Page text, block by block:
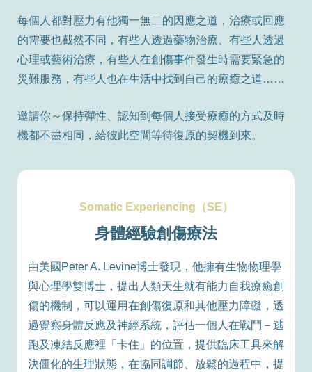
每個人都對壓力有他獨一無二的因應之道，治療或回應
的需要也截然不同，有些人透過藥物治療、有些人透過
心理或藝術治療，有些人在創傷事件發生時需要緊急的
災難服務，有些人也在生活中找到自己的療癒之道……
邀請你～保持彈性、認知到每個人接受療癒的方式及時
機都不盡相同，給彼此空間等待復原的契機到來。
Somatic Experiencing（SE）
身體經驗創傷療法
由美國Peter A. Levine博士發現，他擁有生物物理學
與心理學雙博士，提出人類天生就有能力自我療癒創
傷的機制，可以運用在創傷復原和其他壓力障礙，透
過覺察身體反應及神經系統，評估一個人在戰鬥－逃
跑及凍結反應裡「卡住」的位置，提供臨床工具來解
決僵化的生理狀態，在協同調節、放鬆的過程中，提